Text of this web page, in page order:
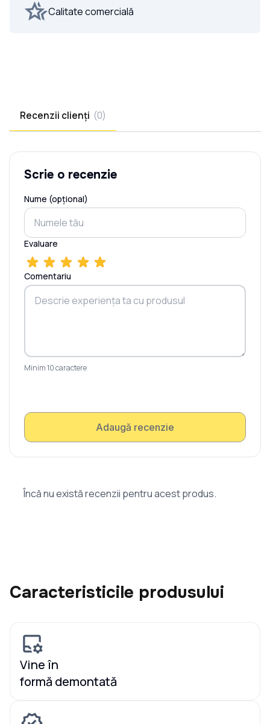
Calitate comercială
Recenzii clienți (0)
Scrie o recenzie
Nume (opțional)
Evaluare
Comentariu
Minim 10 caractere
Adaugă recenzie
Încă nu există recenzii pentru acest produs.
Caracteristicile produsului
Vine în
formă demontată